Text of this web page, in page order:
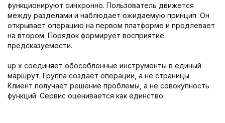
функционируют синхронно. Пользователь движется
между разделами и наблюдает ожидаемую принцип. Он
открывает операцию на первом платформе и продлевает
на втором. Порядок формирует восприятие
предсказуемости.
up x соединяет обособленные инструменты в единый
маршрут. Группа создаёт операции, а не страницы.
Клиент получает решение проблемы, а не совокупность
функций. Сервис оценивается как единство.